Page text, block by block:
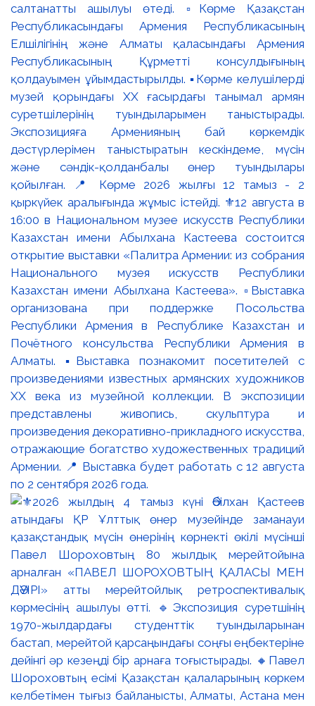
салтанатты ашылуы өтеді. ▫️Көрме Қазақстан
Республикасындағы Армения Республикасының
Елшілігінің және Алматы қаласындағы Армения
Республикасының Құрметті консулдығының
қолдауымен ұйымдастырылды. ▪️Көрме келушілерді
музей қорындағы ХХ ғасырдағы танымал армян
суретшілерінің туындыларымен таныстырады.
Экспозицияға Арменияның бай көркемдік
дәстүрлерімен таныстыратын кескіндеме, мүсін
және сәндік-қолданбалы өнер туындылары
қойылған. 📍 Көрме 2026 жылғы 12 тамыз - 2
қыркүйек аралығында жұмыс істейді. ⚜️12 августа в
16:00 в Национальном музее искусств Республики
Казахстан имени Абылхана Кастеева состоится
открытие выставки «Палитра Армении: из собрания
Национального музея искусств Республики
Казахстан имени Абылхана Кастеева». ▫️Выставка
организована при поддержке Посольства
Республики Армения в Республике Казахстан и
Почётного консульства Республики Армения в
Алматы. ▪️Выставка познакомит посетителей с
произведениями известных армянских художников
XX века из музейной коллекции. В экспозиции
представлены живопись, скульптура и
произведения декоративно-прикладного искусства,
отражающие богатство художественных традиций
Армении. 📍 Выставка будет работать с 12 августа
по 2 сентября 2026 года.